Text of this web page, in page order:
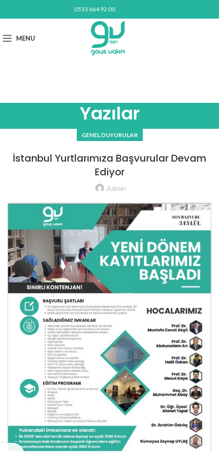
0533 664 92 00
MENU
Yazılar
GENEL DUYURULAR
İstanbul Yurtlarımıza Başvurular Devam
Ediyor
Admin